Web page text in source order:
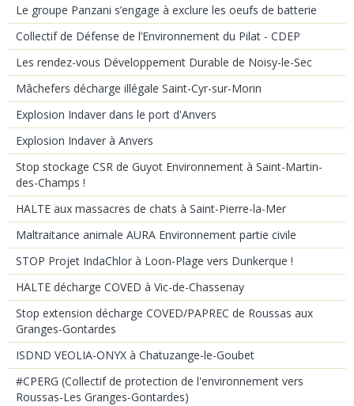
Le groupe Panzani s’engage à exclure les oeufs de batterie
Collectif de Défense de l’Environnement du Pilat - CDEP
Les rendez-vous Développement Durable de Noisy-le-Sec
Mâchefers décharge illégale Saint-Cyr-sur-Morin
Explosion Indaver dans le port d'Anvers
Explosion Indaver à Anvers
Stop stockage CSR de Guyot Environnement à Saint-Martin-
des-Champs !
HALTE aux massacres de chats à Saint-Pierre-la-Mer
Maltraitance animale AURA Environnement partie civile
STOP Projet IndaChlor à Loon-Plage vers Dunkerque !
HALTE décharge COVED à Vic-de-Chassenay
Stop extension décharge COVED/PAPREC de Roussas aux
Granges-Gontardes
ISDND VEOLIA-ONYX à Chatuzange-le-Goubet
#CPERG (Collectif de protection de l'environnement vers
Roussas-Les Granges-Gontardes)